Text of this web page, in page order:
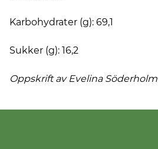
Karbohydrater (g): 69,1
Sukker (g): 16,2
Oppskrift av Evelina Söderholm